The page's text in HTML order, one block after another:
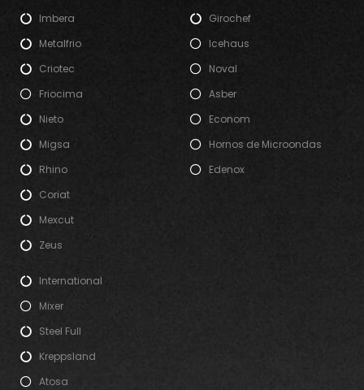
Imbera
Metalfrio
Criotec
Friocima
Nieto
Migsa
Rhino
Coriat
Mexcut
Zeus
Girochef
Icehaus
Noval
Asber
Econom
Hornos de Microondas
Edenox
International
Mixer
Steel Full
Kreppsland
Atosa